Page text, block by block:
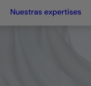
Nuestras expertises